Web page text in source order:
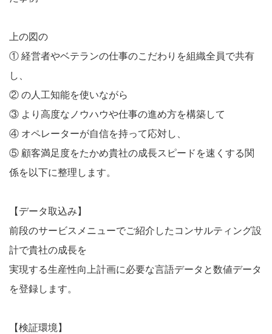
上の図の
① 経営者やベテランの仕事のこだわりを組織全員で共有
し、
② の人工知能を使いながら
③ より高度なノウハウや仕事の進め方を構築して
④ オペレーターが自信を持って応対し、
⑤ 顧客満足度をたかめ貴社の成長スピードを速くする関
係を以下に整理します。
【データ取込み】
前段のサービスメニューでご紹介したコンサルティング設
計で貴社の成長を
実現する生産性向上計画に必要な言語データと数値データ
を登録します。
【検証環境】